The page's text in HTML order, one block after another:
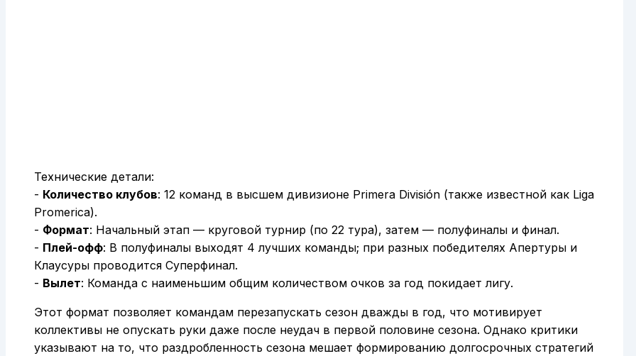
Технические детали:
- Количество клубов: 12 команд в высшем дивизионе Primera División (также известной как Liga
Promerica).
- Формат: Начальный этап — круговой турнир (по 22 тура), затем — полуфиналы и финал.
- Плей-офф: В полуфиналы выходят 4 лучших команды; при разных победителях Апертуры и
Клаусуры проводится Суперфинал.
- Вылет: Команда с наименьшим общим количеством очков за год покидает лигу.
Этот формат позволяет командам перезапускать сезон дважды в год, что мотивирует
коллективы не опускать руки даже после неудач в первой половине сезона. Однако критики
указывают на то, что раздробленность сезона мешает формированию долгосрочных стратегий